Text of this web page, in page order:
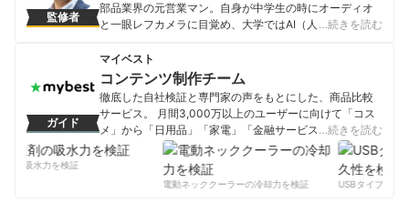
監修者
部品業界の元営業マン。自身が中学生の時にオーディオ
と一眼レフカメラに目覚め、大学ではAI（人工知能）を
の方に魅力を感じ営業職へ。その後、電子部品メーカ
ー・半導体商社・パソコンメーカーなどで、家電メーカ
ー・家電量販店など向けの法人営業を経験。いずれの会
社でも、前年比150％以上の営業数字を達成、営業職200
人中１位の売上実績も持つ。その後、セミナー講師とし
て活動する傍ら、家電製品の裏事情を知る家電コンサル
タントとして活動し、テレビ番組にも「家電の達人」と
して毎年出演。家電メーカーに営業していたため、コネ
クタ・スイッチ・半導体などに精通しており、家電の内
…続きを読む
ガイド
マイベスト
コンテンツ制作チーム
徹底した自社検証と専門家の声をもとにした、商品比較
サービス。 月間3,000万以上のユーザーに向けて「コス
メ」から「日用品」「家電」「金融サービス」まで、ベ
ストな商品を選んでもらうために、毎日コンテンツを制
コンテンツ制作チームのプロフィール
…続きを読む
の吸水力を検証
電動ネッククーラーの冷却力を検証
USBタイプCケー